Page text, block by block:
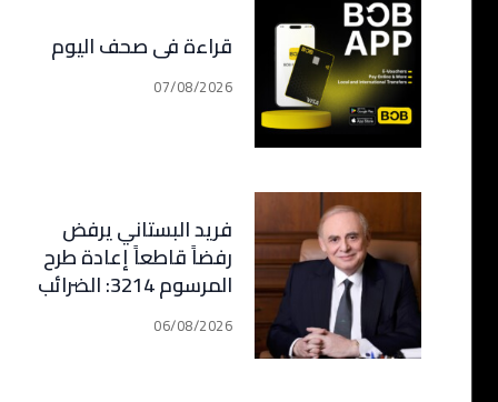
قراءة في صحف اليوم
07/08/2026
فريد البستاني يرفض
رفضاً قاطعاً إعادة طرح
المرسوم 3214: الضرائب
الجديدة تعرقل التعافي
الاقتصادي وتناقض
06/08/2026